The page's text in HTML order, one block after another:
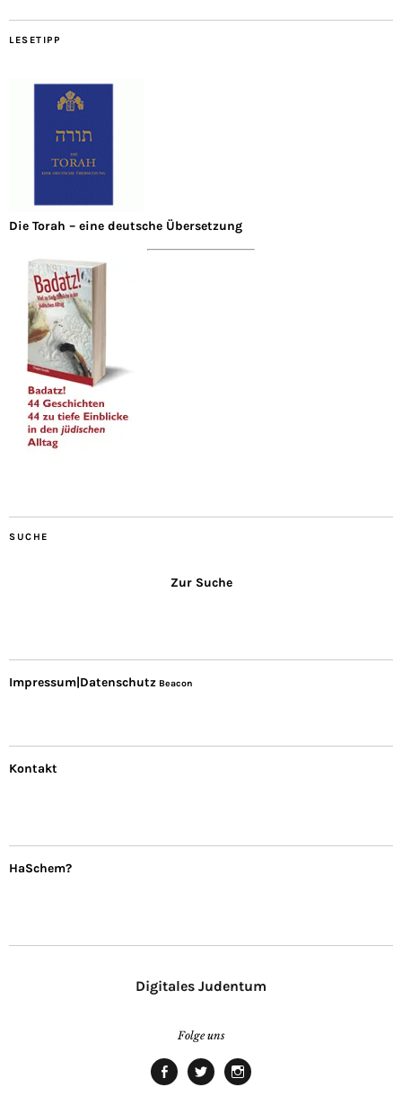
LESETIPP
Die Torah – eine deutsche Übersetzung
SUCHE
Zur Suche
Impressum|Datenschutz Beacon
Kontakt
HaSchem?
Digitales Judentum
Folge uns